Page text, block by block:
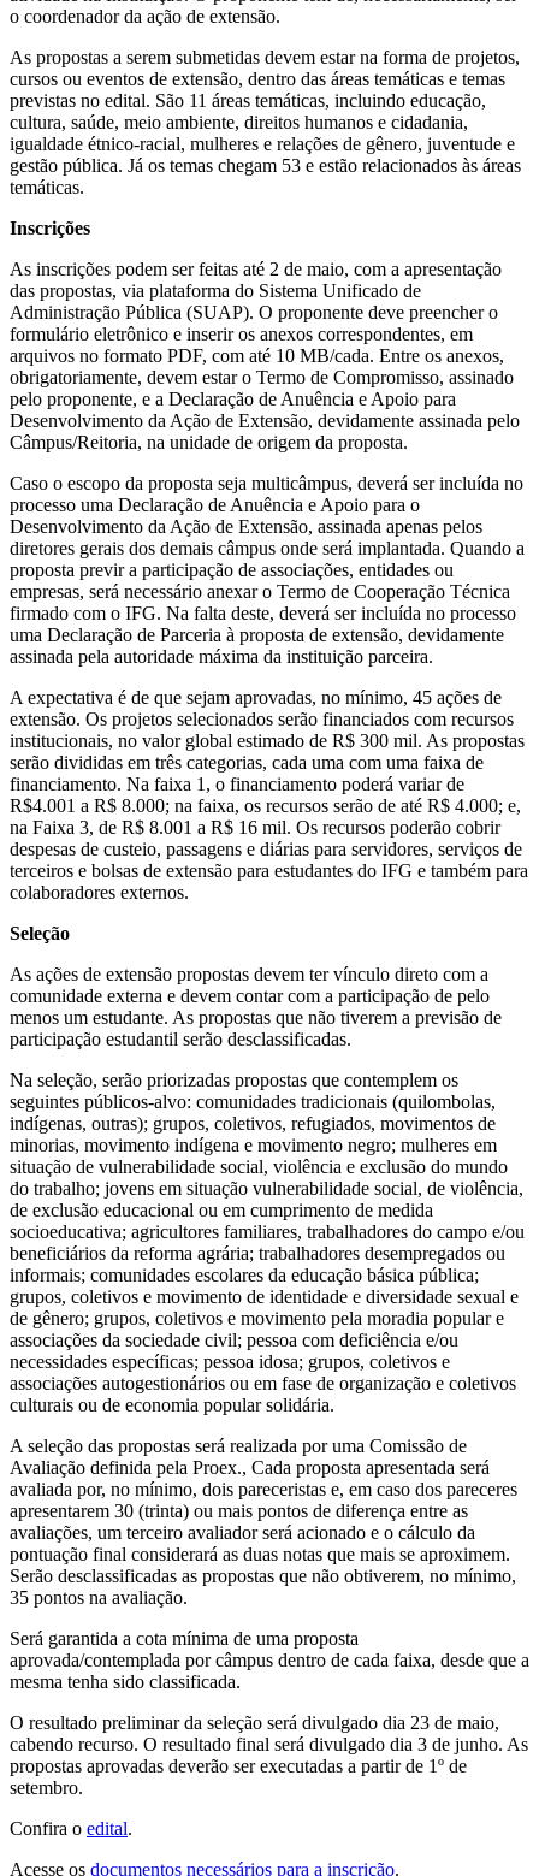
o coordenador da ação de extensão.
As propostas a serem submetidas devem estar na forma de projetos,
cursos ou eventos de extensão, dentro das áreas temáticas e temas
previstas no edital. São 11 áreas temáticas, incluindo educação,
cultura, saúde, meio ambiente, direitos humanos e cidadania,
igualdade étnico-racial, mulheres e relações de gênero, juventude e
gestão pública. Já os temas chegam 53 e estão relacionados às áreas
temáticas.
Inscrições
As inscrições podem ser feitas até 2 de maio, com a apresentação
das propostas, via plataforma do Sistema Unificado de
Administração Pública (SUAP). O proponente deve preencher o
formulário eletrônico e inserir os anexos correspondentes, em
arquivos no formato PDF, com até 10 MB/cada. Entre os anexos,
obrigatoriamente, devem estar o Termo de Compromisso, assinado
pelo proponente, e a Declaração de Anuência e Apoio para
Desenvolvimento da Ação de Extensão, devidamente assinada pelo
Câmpus/Reitoria, na unidade de origem da proposta.
Caso o escopo da proposta seja multicâmpus, deverá ser incluída no
processo uma Declaração de Anuência e Apoio para o
Desenvolvimento da Ação de Extensão, assinada apenas pelos
diretores gerais dos demais câmpus onde será implantada. Quando a
proposta previr a participação de associações, entidades ou
empresas, será necessário anexar o Termo de Cooperação Técnica
firmado com o IFG. Na falta deste, deverá ser incluída no processo
uma Declaração de Parceria à proposta de extensão, devidamente
assinada pela autoridade máxima da instituição parceira.
A expectativa é de que sejam aprovadas, no mínimo, 45 ações de
extensão. Os projetos selecionados serão financiados com recursos
institucionais, no valor global estimado de R$ 300 mil. As propostas
serão divididas em três categorias, cada uma com uma faixa de
financiamento. Na faixa 1, o financiamento poderá variar de
R$4.001 a R$ 8.000; na faixa, os recursos serão de até R$ 4.000; e,
na Faixa 3, de R$ 8.001 a R$ 16 mil. Os recursos poderão cobrir
despesas de custeio, passagens e diárias para servidores, serviços de
terceiros e bolsas de extensão para estudantes do IFG e também para
colaboradores externos.
Seleção
As ações de extensão propostas devem ter vínculo direto com a
comunidade externa e devem contar com a participação de pelo
menos um estudante. As propostas que não tiverem a previsão de
participação estudantil serão desclassificadas.
Na seleção, serão priorizadas propostas que contemplem os
seguintes públicos-alvo: comunidades tradicionais (quilombolas,
indígenas, outras); grupos, coletivos, refugiados, movimentos de
minorias, movimento indígena e movimento negro; mulheres em
situação de vulnerabilidade social, violência e exclusão do mundo
do trabalho; jovens em situação vulnerabilidade social, de violência,
de exclusão educacional ou em cumprimento de medida
socioeducativa; agricultores familiares, trabalhadores do campo e/ou
beneficiários da reforma agrária; trabalhadores desempregados ou
informais; comunidades escolares da educação básica pública;
grupos, coletivos e movimento de identidade e diversidade sexual e
de gênero; grupos, coletivos e movimento pela moradia popular e
associações da sociedade civil; pessoa com deficiência e/ou
necessidades específicas; pessoa idosa; grupos, coletivos e
associações autogestionários ou em fase de organização e coletivos
culturais ou de economia popular solidária.
A seleção das propostas será realizada por uma Comissão de
Avaliação definida pela Proex., Cada proposta apresentada será
avaliada por, no mínimo, dois pareceristas e, em caso dos pareceres
apresentarem 30 (trinta) ou mais pontos de diferença entre as
avaliações, um terceiro avaliador será acionado e o cálculo da
pontuação final considerará as duas notas que mais se aproximem.
Serão desclassificadas as propostas que não obtiverem, no mínimo,
35 pontos na avaliação.
Será garantida a cota mínima de uma proposta
aprovada/contemplada por câmpus dentro de cada faixa, desde que a
mesma tenha sido classificada.
O resultado preliminar da seleção será divulgado dia 23 de maio,
cabendo recurso. O resultado final será divulgado dia 3 de junho. As
propostas aprovadas deverão ser executadas a partir de 1º de
setembro.
Confira o edital.
Acesse os documentos necessários para a inscrição.